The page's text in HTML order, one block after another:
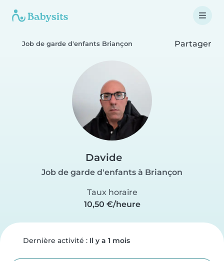
Job de garde d'enfants Briançon Partager
Davide
Job de garde d'enfants à Briançon
Taux horaire
10,50 €/heure
Dernière activité : Il y a 1 mois